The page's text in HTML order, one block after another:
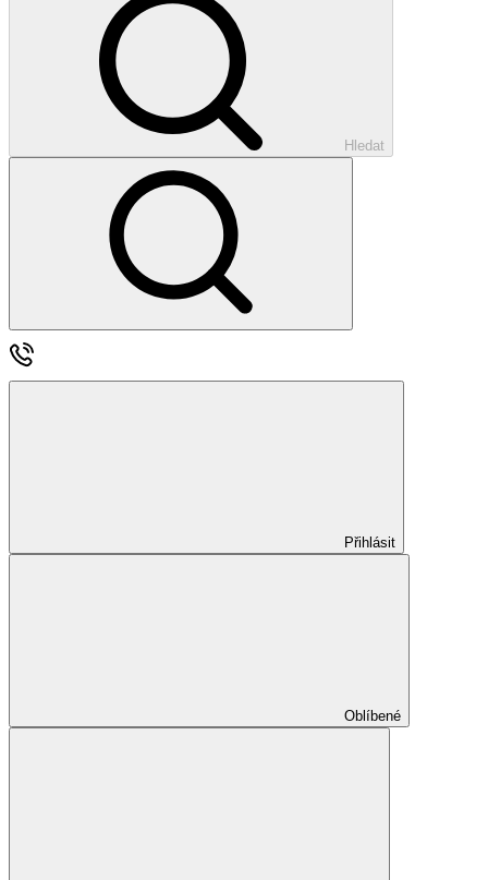
Hledat
Přihlásit
Oblíbené